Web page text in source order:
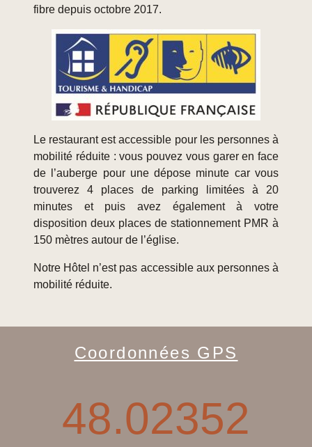
fibre depuis octobre 2017.
Le restaurant est accessible pour les personnes à
mobilité réduite : vous pouvez vous garer en face
de l’auberge pour une dépose minute car vous
trouverez 4 places de parking limitées à 20
minutes et puis avez également à votre
disposition deux places de stationnement PMR à
150 mètres autour de l’église.
Notre Hôtel n’est pas accessible aux personnes à
mobilité réduite.
Coordonnées GPS
48.02352